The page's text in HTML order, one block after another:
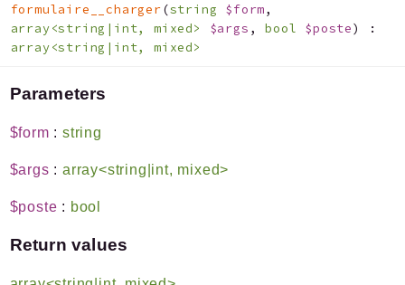
formulaire__charger(string $form,
array<string|int, mixed> $args ,bool $poste)
:
array<string|int, mixed>
Parameters
$form :string
$args :array<string|int, mixed>
$poste : bool
Return values